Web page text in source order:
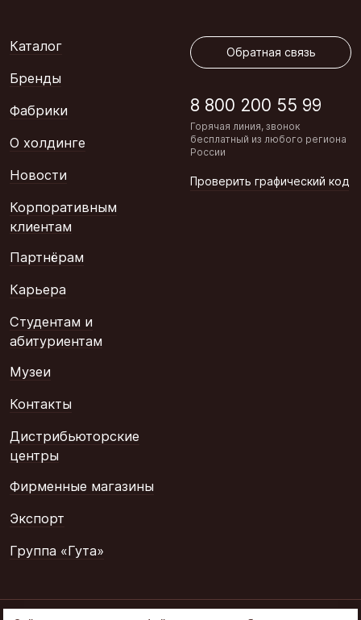
Каталог
Бренды
Фабрики
О холдинге
Новости
Корпоративным
клиентам
Партнёрам
Карьера
Студентам и
абитуриентам
Музеи
Контакты
Дистрибьюторские
центры
Фирменные магазины
Экспорт
Группа «Гута»
Обратная связь
8 800 200 55 99
Горячая линия, звонок
бесплатный из любого региона
России
Проверить графический код